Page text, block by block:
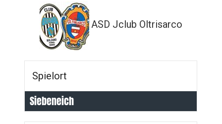
ASD Jclub Oltrisarco
Spielort
Siebeneich